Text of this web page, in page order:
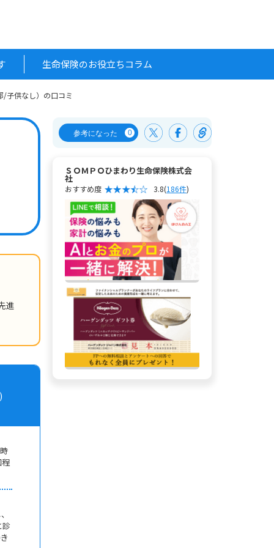
生命保険のお役立ちコラム
子供なし）の口コミ
進
診
参考になった 0
ＳＯＭＰＯひまわり生命保険株式会
社
おすすめ度 3.8(186件)